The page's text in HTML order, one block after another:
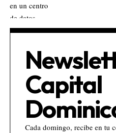
Capital
Cada domingo, recibe en tu